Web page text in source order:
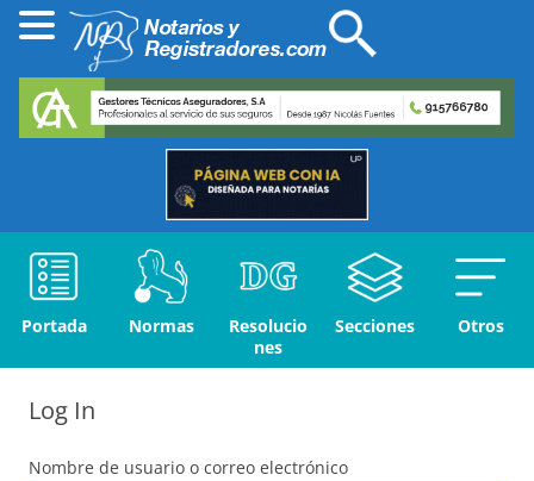
Portada Normas
Resolucio
nes
Secciones Otros
Log In
Nombre de usuario o correo electrónico